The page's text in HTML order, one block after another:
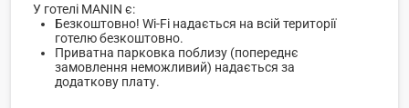
У готелі MANIN є:
Безкоштовно! Wi-Fi надається на всій території
готелю безкоштовно.
Приватна парковка поблизу (попереднє
замовлення неможливий) надається за
додаткову плату.